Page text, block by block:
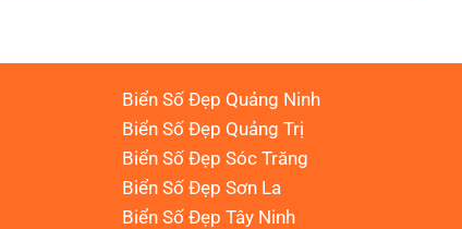
Biển Số Đẹp Quảng Ninh
Biển Số Đẹp Quảng Trị
Biển Số Đẹp Sóc Trăng
Biển Số Đẹp Sơn La
Biển Số Đẹp Tây Ninh